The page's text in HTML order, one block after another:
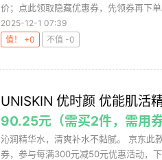
价；点此领取隐藏优惠券，先领券再下
2025-12-1 07:39
值！ +0
不值 -0
UNISKIN 优时颜 优能肌活
90.25元（需买2件，需用
沁润精华水，清爽补水不黏腻。 京东此
券，参与每满300元减50元优惠活动，